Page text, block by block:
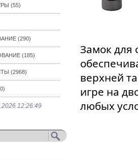
(55)
(290)
(185)
(2968)
12:26:49
Замок для
верхней
игре на
любых